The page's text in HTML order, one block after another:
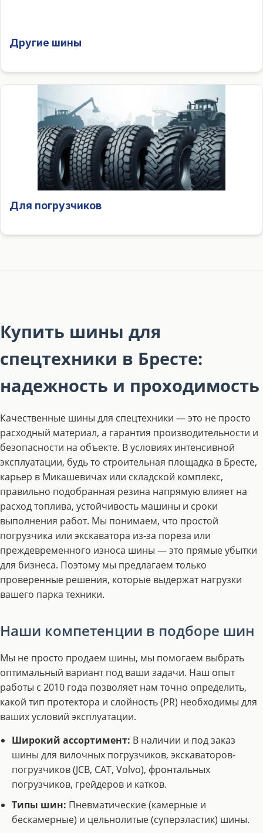
Другие шины
Для погрузчиков
Купить шины для
спецтехники в Бресте:
надежность и проходимость
Качественные шины для спецтехники — это не просто
расходный материал, а гарантия производительности и
безопасности на объекте. В условиях интенсивной
эксплуатации, будь то строительная площадка в Бресте,
карьер в Микашевичах или складской комплекс,
правильно подобранная резина напрямую влияет на
расход топлива, устойчивость машины и сроки
выполнения работ. Мы понимаем, что простой
погрузчика или экскаватора из-за пореза или
преждевременного износа шины — это прямые убытки
для бизнеса. Поэтому мы предлагаем только
проверенные решения, которые выдержат нагрузки
вашего парка техники.
Наши компетенции в подборе шин
Мы не просто продаем шины, мы помогаем выбрать
оптимальный вариант под ваши задачи. Наш опыт
работы с 2010 года позволяет нам точно определить,
какой тип протектора и слойность (PR) необходимы для
ваших условий эксплуатации.
Широкий ассортимент: В наличии и под заказ
шины для вилочных погрузчиков, экскаваторов-
погрузчиков (JCB, CAT, Volvo), фронтальных
погрузчиков, грейдеров и катков.
Типы шин: Пневматические (камерные и
бескамерные) и цельнолитые (суперэластик) шины.